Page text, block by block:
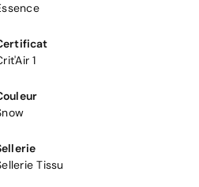
1
Tissu